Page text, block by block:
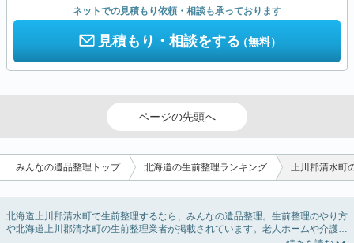
ネットでの見積もり依頼・相談も承っております
見積もり・相談をする（無料）
ページの先頭へ
みんなの遺品整理トップ 北海道の生前整理ランキング 上川郡清水町
北海道上川郡清水町で生前整理するなら、みんなの遺品整理。生前整理のやり方
や北海道上川郡清水町の生前整理業者が掲載されています。老人ホームや介護施